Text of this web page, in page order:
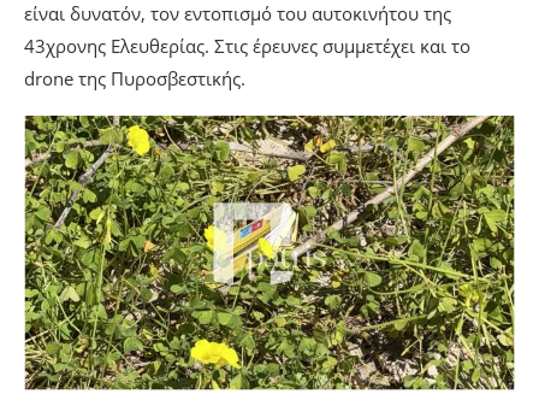
είναι δυνατόν, τον εντοπισμό του αυτοκινήτου της
43χρονης Ελευθερίας. Στις έρευνες συμμετέχει και το
drone της Πυροσβεστικής.